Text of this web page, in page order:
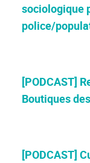
sociologique
police/
[PODCAST]
Boutiques
[PODCAST]